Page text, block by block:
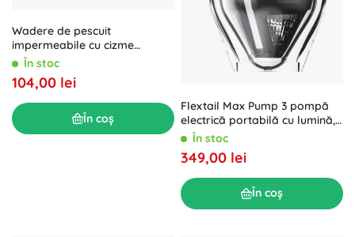
Wadere de pescuit
impermeabile cu cizme
integrate, mărimea 43
În stoc
104,00 lei
În coș
Flextail Max Pump 3 pompă
electrică portabilă cu lumină,
neagră
În stoc
349,00 lei
În coș